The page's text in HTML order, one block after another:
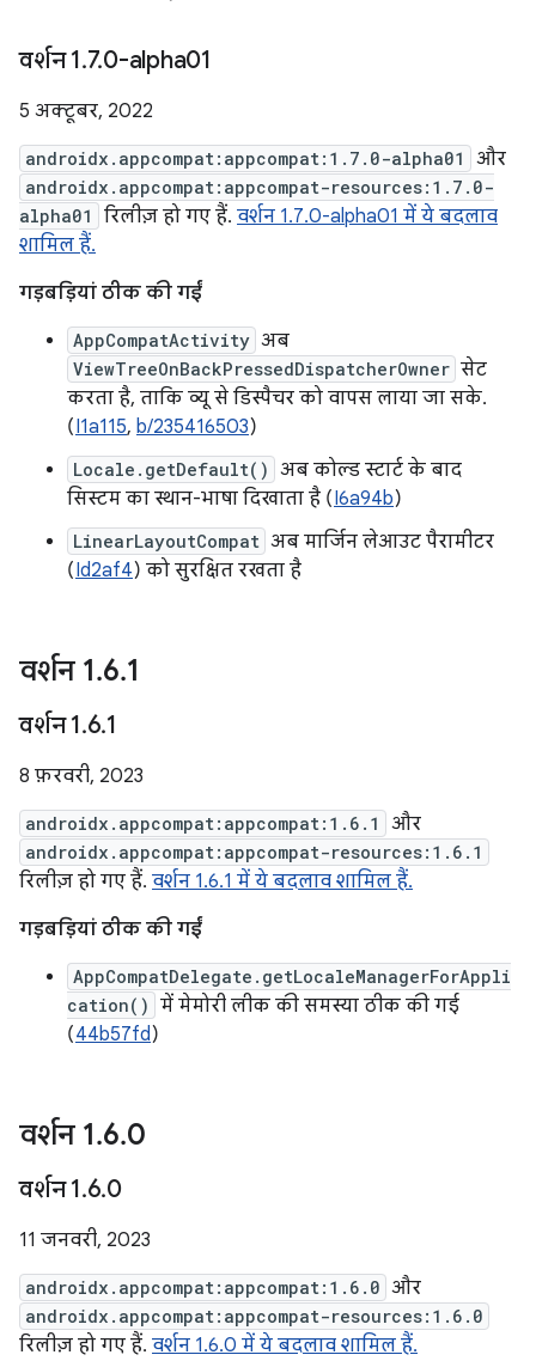
वर्शन 1.7.0-alpha01
5 अक्टूबर, 2022
androidx.appcompat:appcompat:1.7.0-alpha01 और
androidx.appcompat:appcompat-resources:1.7.0-
alpha01
रिलीज़ हो गए हैं. वर्शन 1.7.0-alpha01 में ये बदलाव
शामिल हैं.
गड़बड़ियां ठीक की गईं
AppCompatActivity अब
ViewTreeOnBackPressedDispatcherOwner सेट
करता है, ताकि व्यू से डिस्पैचर को वापस लाया जा सके.
(I1a115, b/235416503)
Locale.getDefault() अब कोल्ड स्टार्ट के बाद
सिस्टम का स्थान-भाषा दिखाता है (I6a94b)
LinearLayoutCompat अब मार्जिन लेआउट पैरामीटर
(Id2af4) को सुरक्षित रखता है
वर्शन 1.6.1
वर्शन 1.6.1
8 फ़रवरी, 2023
androidx.appcompat:appcompat:1.6.1 और
androidx.appcompat:appcompat-resources:1.6.1
रिलीज़ हो गए हैं. वर्शन 1.6.1 में ये बदलाव शामिल हैं.
गड़बड़ियां ठीक की गईं
AppCompatDelegate.getLocaleManagerForAppli
cation() में मेमोरी लीक की समस्या ठीक की गई
(44b57fd)
वर्शन 1.6.0
वर्शन 1.6.0
11 जनवरी, 2023
androidx.appcompat:appcompat:1.6.0 और
androidx.appcompat:appcompat-resources:1.6.0
रिलीज़ हो गए हैं. वर्शन 1.6.0 में ये बदलाव शामिल हैं.